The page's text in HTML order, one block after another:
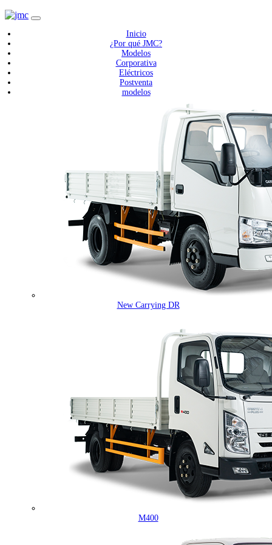
Inicio
¿Por qué JMC?
Modelos
Corporativa
Eléctricos
Postventa
modelos
New Carrying DR
M400